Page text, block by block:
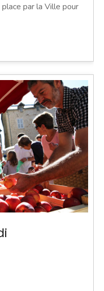
par la Ville pour